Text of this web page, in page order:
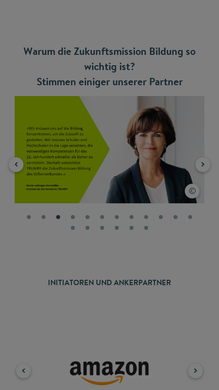
Warum die Zukunftsmission Bildung so
wichtig ist?
Stimmen einiger unserer Partner
INITIATOREN UND ANKERPARTNER